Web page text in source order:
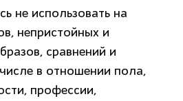
не использовать на
непристойных и
сравнений и
в отношении пола,
профессии,